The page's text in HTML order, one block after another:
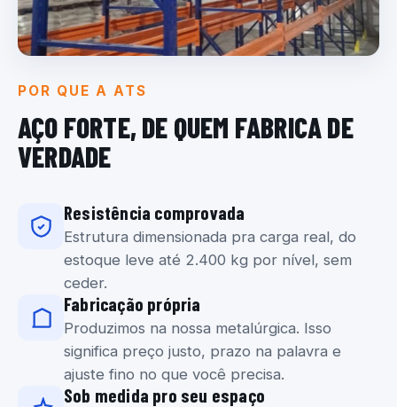
POR QUE A ATS
AÇO FORTE, DE QUEM FABRICA DE
VERDADE
Resistência comprovada
Estrutura dimensionada pra carga real, do
estoque leve até 2.400 kg por nível, sem
ceder.
Fabricação própria
Produzimos na nossa metalúrgica. Isso
significa preço justo, prazo na palavra e
ajuste fino no que você precisa.
Sob medida pro seu espaço